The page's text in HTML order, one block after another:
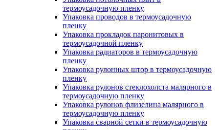
термоусадочную пленку
Упаковка проводов в термоусадочную
пленку
Упаковка прокладок паронитовых в
термоусадочной пленку
Упаковка радиаторов в термоусадочную
пленку
Упаковка рулонных штор в термоусадочную
пленку
Упаковка рулонов стеклохолста малярного в
термоусадочную пленку
Упаковка рулонов флизелина малярного в
термоусадочную пленку
Упаковка сварной сетки в термоусадочную